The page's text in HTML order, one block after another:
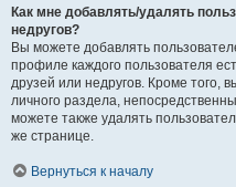
Как мне добавлять/удалять
недругов?
Вы можете добавлять
профиле каждого пользователя
друзей или недругов. Кроме того,
личного раздела,
можете также удалять
же странице.
Вернуться к началу